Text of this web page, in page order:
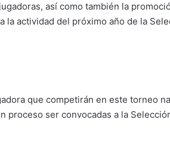
así como también la
actividad del próximo año de la
que competirán en este torneo
ser convocadas a la